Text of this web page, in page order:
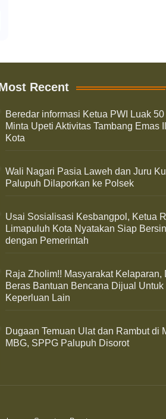
Recent
Beredar informasi Ketua PWI Luak
Minta Upeti Aktivitas Tambang Emas
Kota
Wali Nagari Pasia Laweh dan Juru
Palupuh Dilaporkan ke Polsek
Usai Sosialisasi Kesbangpol, Ketua
Limapuluh Kota Nyatakan Siap
dengan Pemerintah
Raja Zholim!! Masyarakat Kelaparan,
Beras Bantuan Bencana Dijual Untuk
Keperluan Lain
Dugaan Temuan Ulat dan Rambut di
MBG, SPPG Palupuh Disorot